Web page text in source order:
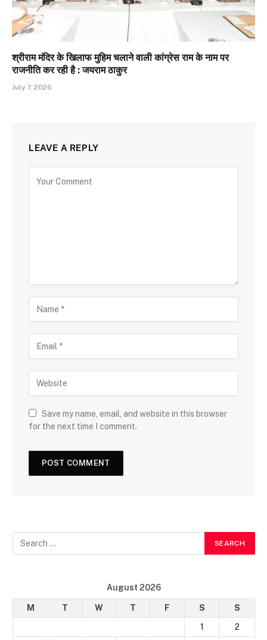
श्रीराम मंदिर के खिलाफ मुहिम चलाने वाली कांग्रेस राम के नाम पर
राजनीति कर रही है : जयराम ठाकुर
July 7, 2026
LEAVE A REPLY
Save my name, email, and website in this browser
for the next time I comment.
August 2026
M T W T F S
S
1
2